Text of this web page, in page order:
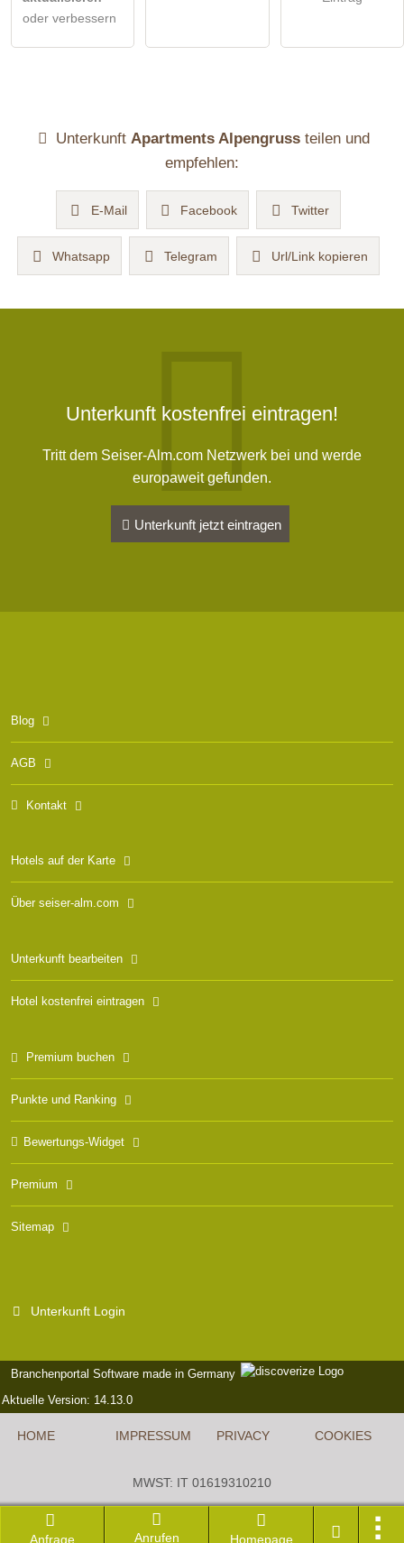
Anfrage Anrufen Homepage
oder verbessern
Unterkunft Apartments Alpengrussteilen und
empfehlen:
E-Mail Facebook Twitter
Whatsapp Telegram Url/Link kopieren
Unterkunft kostenfrei eintragen!
Tritt dem Seiser-Alm.com Netzwerk bei und werde
europaweit gefunden.
Unterkunft jetzt eintragen
Blog
AGB
Kontakt
Hotels auf der Karte
Über seiser-alm.com
Unterkunft bearbeiten
Hotel kostenfrei eintragen
Premium buchen
Punkte und Ranking
Bewertungs-Widget
Premium
Sitemap
Unterkunft Login
Branchenportal Software made in Germany
Aktuelle Version: 14.13.0
HOME IMPRESSUM PRIVACY COOKIES
MWST: IT 01619310210
DIGITAL EDITING BY